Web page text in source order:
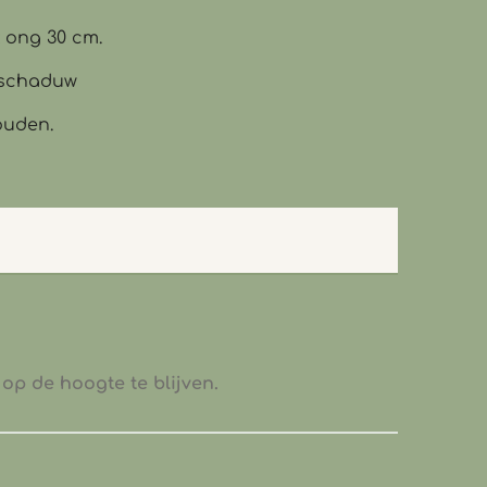
30 cm.
op de hoogte te blijven.